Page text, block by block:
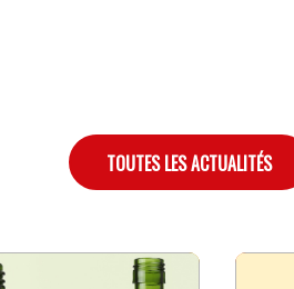
TOUTES LES ACTUALITÉS